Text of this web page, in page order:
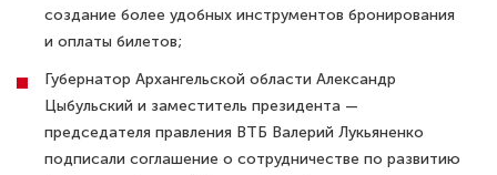
создание более удобных инструментов бронирования
и оплаты билетов;
Губернатор Архангельской области Александр
Цыбульский и заместитель президента —
председателя правления ВТБ Валерий Лукьяненко
подписали соглашение о сотрудничестве по развитию